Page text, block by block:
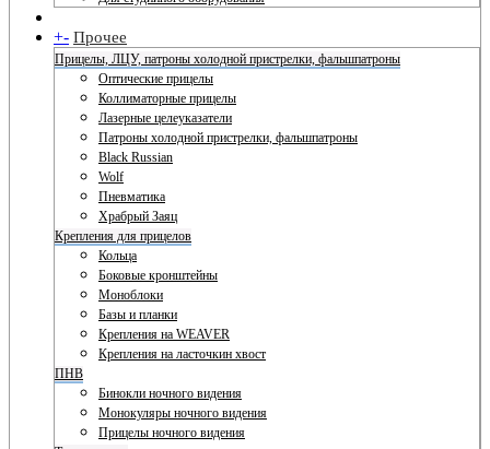
+- Прочее
Прицелы, ЛЦУ, патроны холодной пристрелки, фальшпатроны
Оптические прицелы
Коллиматорные прицелы
Лазерные целеуказатели
Патроны холодной пристрелки, фальшпатроны
Black Russian
Wolf
Пневматика
Храбрый Заяц
Крепления для прицелов
Кольца
Боковые кронштейны
Моноблоки
Базы и планки
Крепления на WEAVER
Крепления на ласточкин хвост
ПНВ
Бинокли ночного видения
Монокуляры ночного видения
Прицелы ночного видения